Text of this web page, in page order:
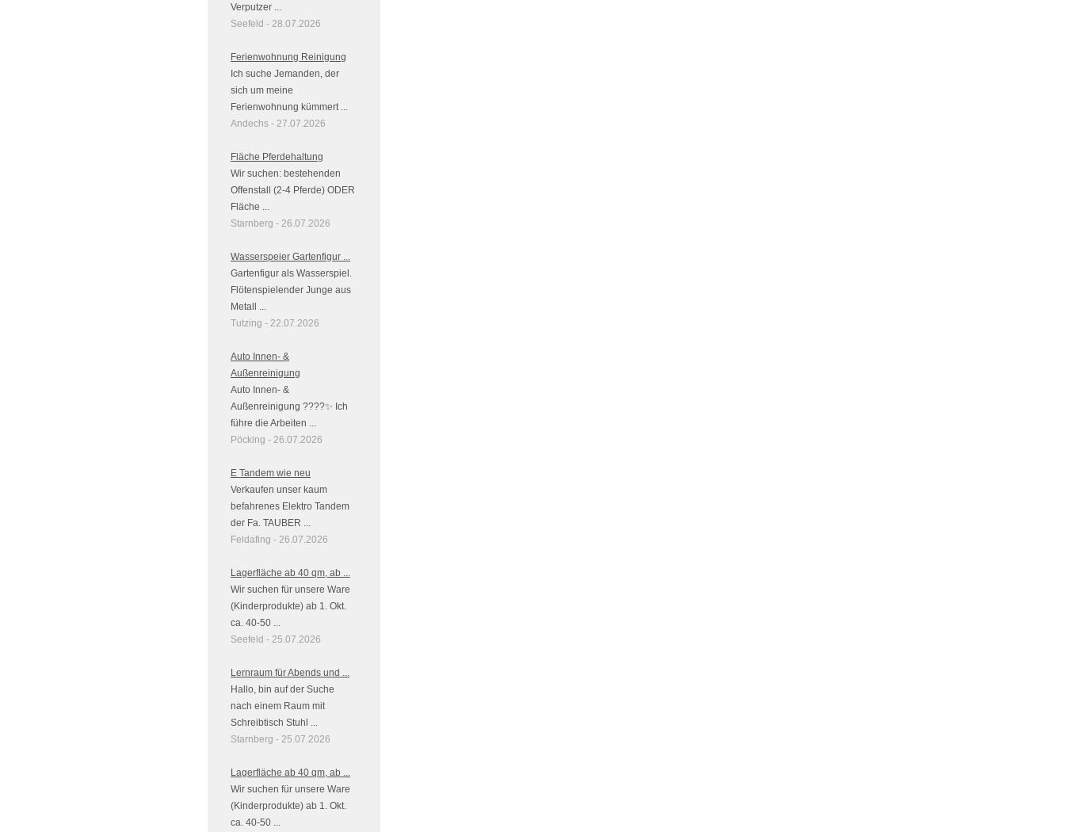
Verputzer ...
Seefeld - 28.07.2026
Ferienwohnung Reinigung
Ich suche Jemanden, der
sich um meine
Ferienwohnung kümmert ...
Andechs - 27.07.2026
Fläche Pferdehaltung
Wir suchen: bestehenden
Offenstall (2-4 Pferde) ODER
Fläche ...
Starnberg - 26.07.2026
Wasserspeier Gartenfigur ...
Gartenfigur als Wasserspiel.
Flötenspielender Junge aus
Metall ...
Tutzing - 22.07.2026
Auto Innen- &
Außenreinigung
Auto Innen- &
Außenreinigung ????✨ Ich
führe die Arbeiten ...
Pöcking - 26.07.2026
E Tandem wie neu
Verkaufen unser kaum
befahrenes Elektro Tandem
der Fa. TAUBER ...
Feldafing - 26.07.2026
Lagerfläche ab 40 qm, ab ...
Wir suchen für unsere Ware
(Kinderprodukte) ab 1. Okt.
ca. 40-50 ...
Seefeld - 25.07.2026
Lernraum für Abends und ...
Hallo, bin auf der Suche
nach einem Raum mit
Schreibtisch Stuhl ...
Starnberg - 25.07.2026
Lagerfläche ab 40 qm, ab ...
Wir suchen für unsere Ware
(Kinderprodukte) ab 1. Okt.
ca. 40-50 ...